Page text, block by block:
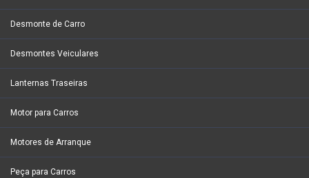
Desmonte de Carro
Desmontes Veiculares
Lanternas Traseiras
Motor para Carros
Motores de Arranque
Peça para Carros